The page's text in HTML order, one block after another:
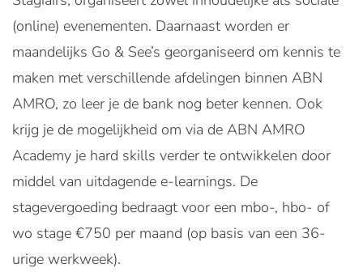
(online) evenementen. Daarnaast worden er
maandelijks Go & See’s georganiseerd om kennis te
maken met verschillende afdelingen binnen ABN
AMRO, zo leer je de bank nog beter kennen. Ook
krijg je de mogelijkheid om via de ABN AMRO
Academy je hard skills verder te ontwikkelen door
middel van uitdagende e-learnings. De
stagevergoeding bedraagt voor een mbo-, hbo- of
wo stage €750 per maand (op basis van een 36-
urige werkweek).